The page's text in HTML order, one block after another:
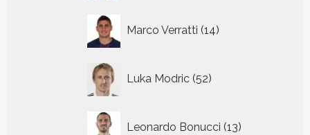
Marco Verratti 14
producten
Luka Modric 52
producten
Leonardo Bonucci 13